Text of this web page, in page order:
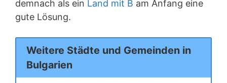
demnach als ein Land mit B am Anfang eine
gute Lösung.
Weitere Städte und Gemeinden in
Bulgarien